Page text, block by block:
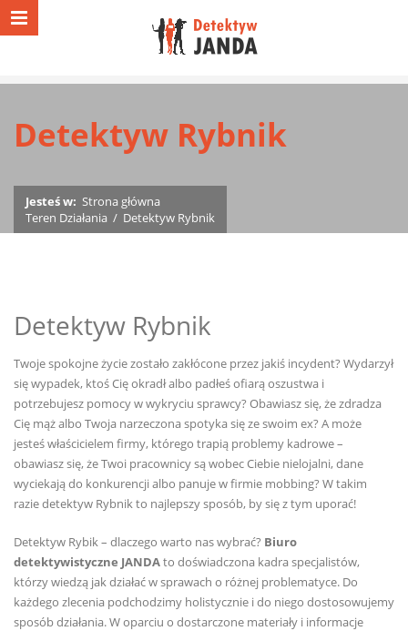
Detektyw Rybnik
Jesteś w: Strona główna
Teren Działania / Detektyw Rybnik
Detektyw Rybnik
Twoje spokojne życie zostało zakłócone przez jakiś incydent? Wydarzył
się wypadek, ktoś Cię okradł albo padłeś ofiarą oszustwa i
potrzebujesz pomocy w wykryciu sprawcy? Obawiasz się, że zdradza
Cię mąż albo Twoja narzeczona spotyka się ze swoim ex? A może
jesteś właścicielem firmy, którego trapią problemy kadrowe –
obawiasz się, że Twoi pracownicy są wobec Ciebie nielojalni, dane
wyciekają do konkurencji albo panuje w firmie mobbing? W takim
razie detektyw Rybnik to najlepszy sposób, by się z tym uporać!
Detektyw Rybik – dlaczego warto nas wybrać? Biuro
detektywistyczne JANDAto doświadczona kadra specjalistów,
którzy wiedzą jak działać w sprawach o różnej problematyce. Do
każdego zlecenia podchodzimy holistycznie i do niego dostosowujemy
sposób działania. W oparciu o dostarczone materiały i informacje